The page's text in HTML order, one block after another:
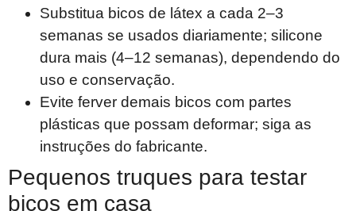
Substitua bicos de látex a cada 2–3
semanas se usados diariamente; silicone
dura mais (4–12 semanas), dependendo do
uso e conservação.
Evite ferver demais bicos com partes
plásticas que possam deformar; siga as
instruções do fabricante.
Pequenos truques para testar
bicos em casa